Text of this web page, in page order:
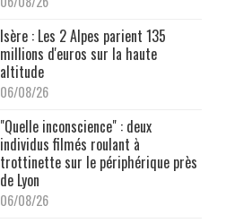
Isère : Les 2 Alpes parient 135
millions d'euros sur la haute
altitude
06/08/26
"Quelle inconscience" : deux
individus filmés roulant à
trottinette sur le périphérique près
de Lyon
06/08/26